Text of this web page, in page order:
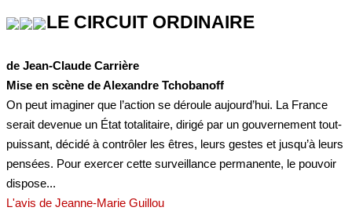
LE CIRCUIT ORDINAIRE
de Jean-Claude Carrière
Mise en scène de Alexandre Tchobanoff
On peut imaginer que l’action se déroule aujourd’hui. La France
serait devenue un État totalitaire, dirigé par un gouvernement tout-
puissant, décidé à contrôler les êtres, leurs gestes et jusqu’à leurs
pensées. Pour exercer cette surveillance permanente, le pouvoir
dispose...
L'avis de Jeanne-Marie Guillou